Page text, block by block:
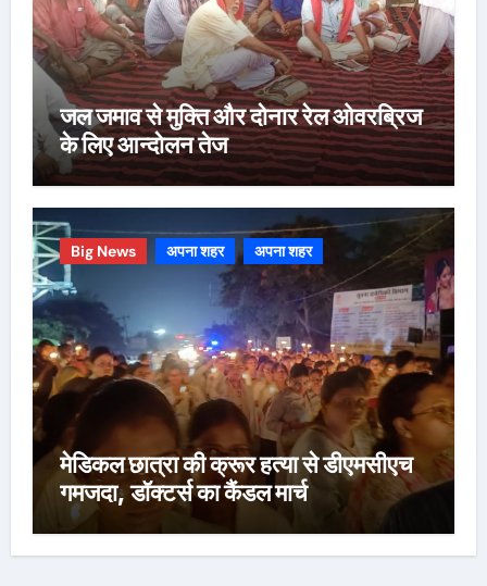
जल जमाव से मुक्ति और दोनार रेल ओवरब्रिज
के लिए आन्दोलन तेज
Big News अपना शहर अपना शहर
मेडिकल छात्रा की क्रूर हत्या से डीएमसीएच
गमजदा, डॉक्टर्स का कैंडल मार्च